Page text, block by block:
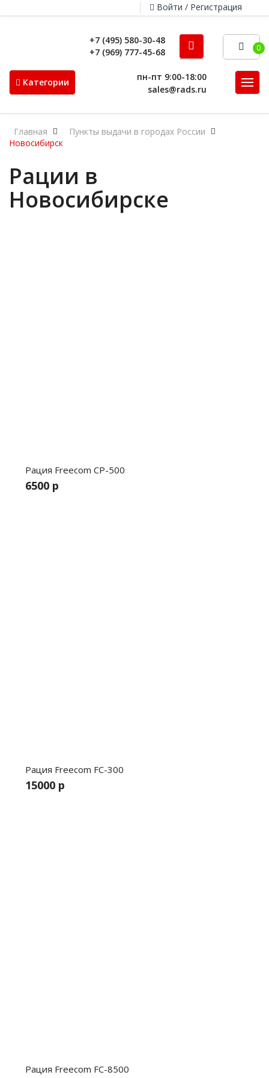
Войти / Регистрация
+7 (495) 580-30-48
+7 (969) 777-45-68
0
Категории
пн-пт 9:00-18:00
sales@rads.ru
Главная
Пункты выдачи в городах России
Новосибирск
Рации в
Новосибирске
Рация Freecom CP-500
6500 р
Рация Freecom FC-300
15000 р
Рация Freecom FC-8500